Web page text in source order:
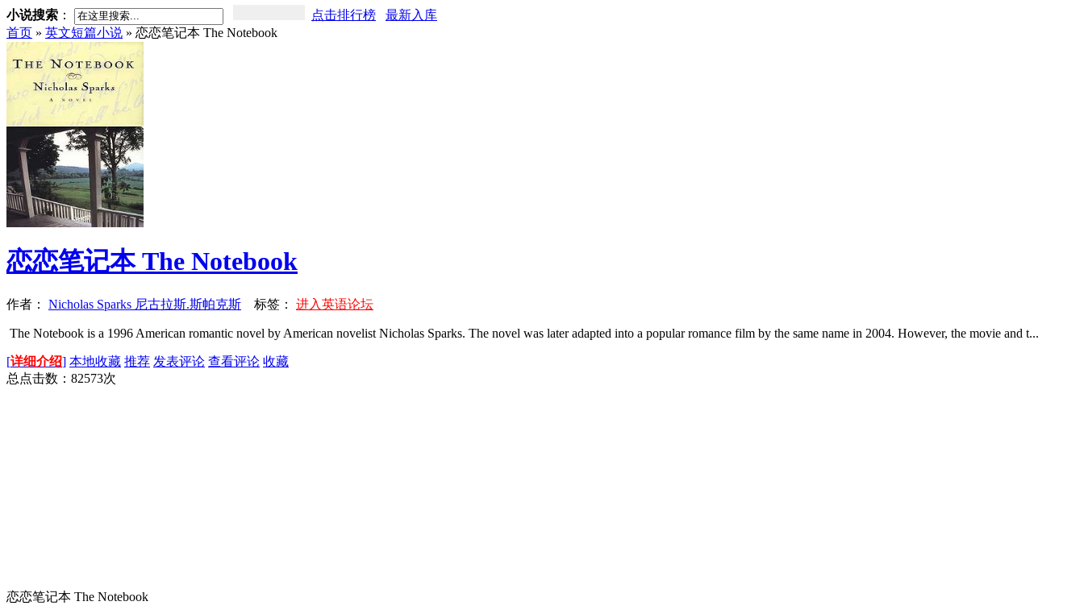
小说搜索 ： 点击排行榜
最新入库
首页 » 英文短篇小说 » 恋恋笔记本 The Notebook
恋恋笔记本 The Notebook
作者： Nicholas Sparks 尼古拉斯.斯帕克斯 标签： 进入英语论坛
The Notebook is a 1996 American romantic novel by American novelist Nicholas Sparks. The novel was later adapted into a popular romance film by the same name in 2004. However, the movie and t...
[详细介绍] 本地收藏 推荐 发表评论 查看评论 收藏
总点击数： 82573次
恋恋笔记本 The Notebook